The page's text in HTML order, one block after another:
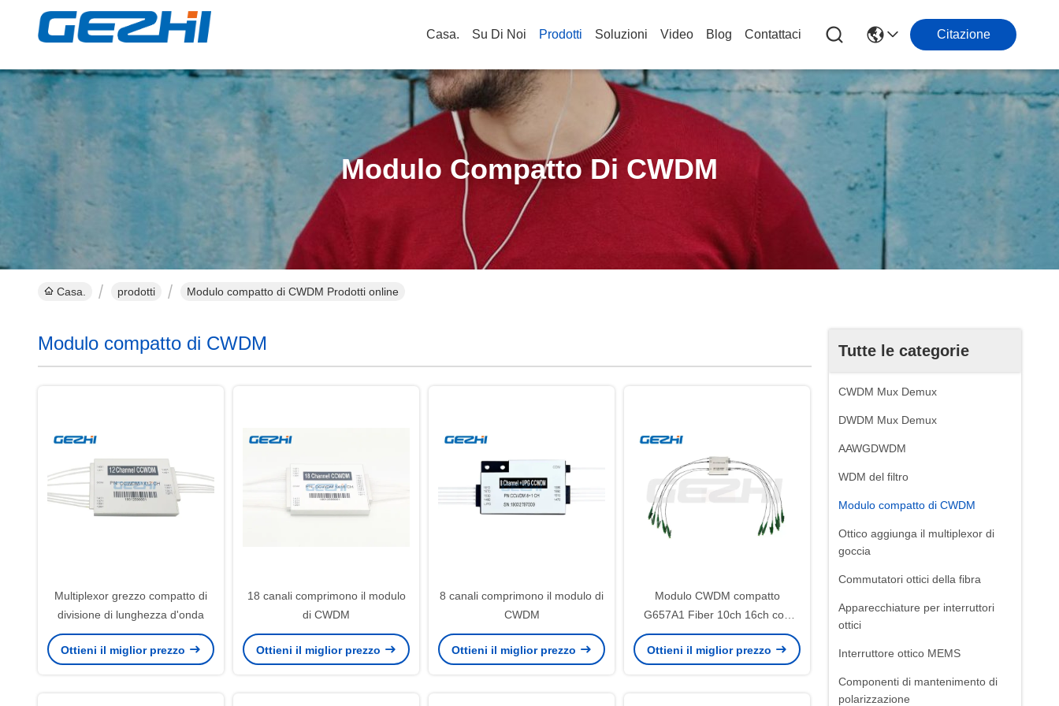
Casa. Su Di Noi Prodotti Soluzioni Video Blog Contattaci Citazione
Modulo Compatto Di CWDM
Casa. prodotti Modulo compatto di CWDM Prodotti online
Tutte le categorie
CWDM Mux Demux
DWDM Mux Demux
AAWGDWDM
WDM del filtro
Modulo compatto di CWDM
Ottico aggiunga il multiplexor di
goccia
Commutatori ottici della fibra
Apparecchiature per interruttori
ottici
Interruttore ottico MEMS
Componenti di mantenimento di
polarizzazione
Modulo compatto di CWDM
Multiplexor grezzo compatto di
divisione di lunghezza d'onda
Ottieni il miglior prezzo
18 canali comprimono il modulo
di CWDM
Ottieni il miglior prezzo
8 canali comprimono il modulo di
CWDM
Ottieni il miglior prezzo
Modulo CWDM compatto
G657A1 Fiber 10ch 16ch con
porta 1310 connettore LC/APC
per rete PON e CATV
Ottieni il miglior prezzo